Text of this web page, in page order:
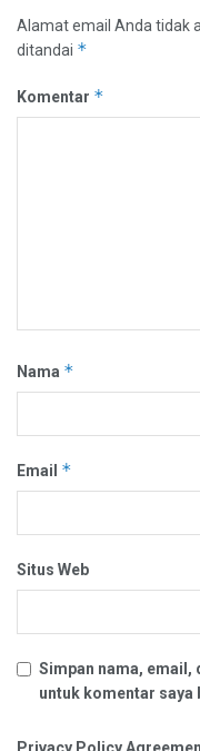
Alamat email Anda tidak
ditandai *
Komentar *
Nama *
Email *
Situs Web
Simpan nama, email,
untuk komentar saya
Privacy Policy